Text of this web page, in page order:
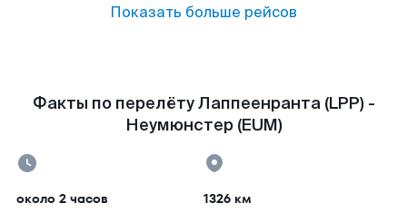
Показать больше рейсов
Факты по перелёту Лаппеенранта (LPP) -
Неумюнстер (EUM)
около 2 часов 1326 км